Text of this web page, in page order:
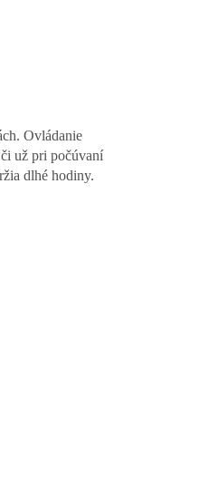
Ovládanie
už pri počúvaní
dlhé hodiny.